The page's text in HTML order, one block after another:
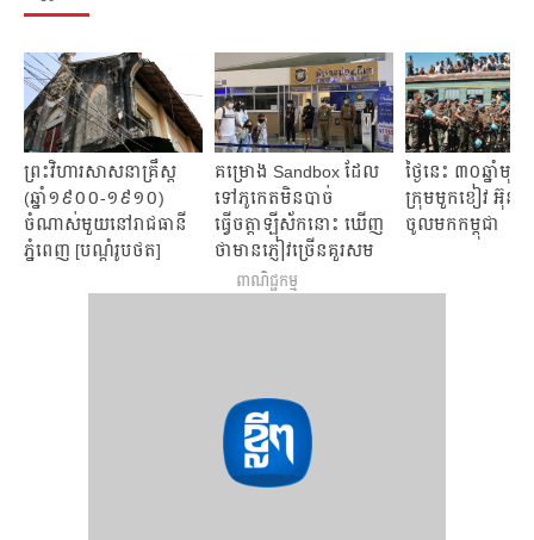
ព្រះវិហារសាសនាគ្រឹស្ត
(ឆ្នាំ១៩០០-១៩១០)
ចំណាស់មួយនៅរាជធានី
ភ្នំពេញ [បណ្តុំរូបថត]
គម្រោង Sandbox ដែល
ទៅភូកេតមិនបាច់
ធ្វើចត្តាឡីស័កនោះ ឃើញ​
ថាមាន​ភ្ញៀវ​ច្រើនគួរសម
នៅថ្ងៃដំបូង
ថ្ងៃនេះ ៣០ឆ្នាំមុន
ក្រុមមួកខៀវ អ៊ុនត
ចូលមកកម្ពុជា
ពាណិជ្ជកម្ម